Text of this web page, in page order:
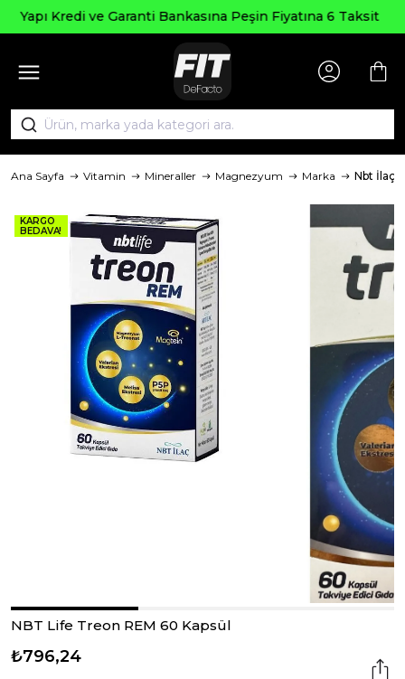
Fiyatına 6 Taksit
AGUSTOS200
Ana Sayfa Vitamin Mineraller Magnezyum Marka Nbt İlaç
KARGO
BEDAVA!
NBT Life Treon REM 60 Kapsül
₺796,24